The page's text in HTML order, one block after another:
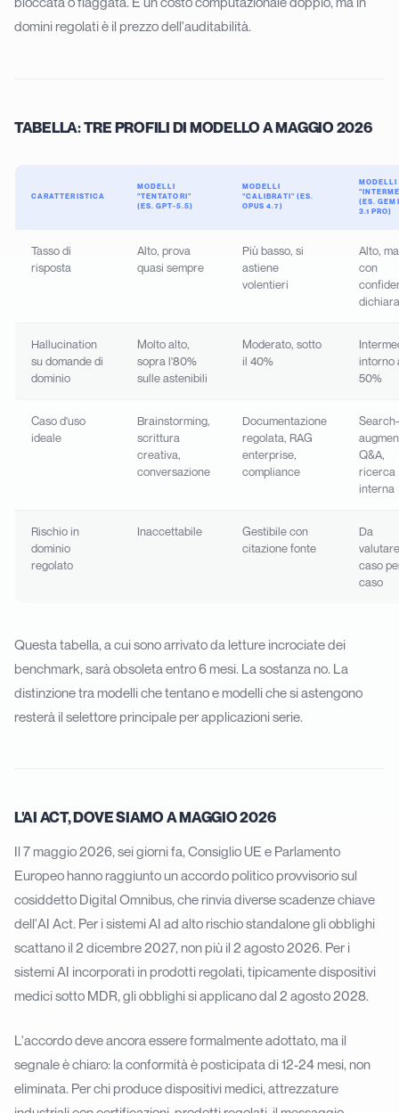
domini regolati è il prezzo dell'auditabilità.
TABELLA: TRE PROFILI DI MODELLO A MAGGIO 2026
CARATTERISTICA
MODELLI
"TENTATORI"
(ES. GPT-5.5)
MODELLI
"CALIBRATI" (ES.
OPUS 4.7)
MODELLI
(ES.
3.1 PRO)
Tasso di
risposta
Alto, prova
quasi sempre
Più basso, si
astiene
volentieri
Alto, ma
con
Hallucination
su domande di
dominio
Molto alto,
sopra l'80%
sulle astenibili
Moderato, sotto
il 40%
intorno
50%
Caso d'uso
ideale
Brainstorming,
scrittura
creativa,
conversazione
Documentazione
regolata, RAG
enterprise,
compliance
Search-
Q&A,
ricerca
interna
Rischio in
dominio
regolato
Inaccettabile
Gestibile con
citazione fonte
Da
valutare
caso
caso
Questa tabella, a cui sono arrivato da letture incrociate dei
benchmark, sarà obsoleta entro 6 mesi. La sostanza no. La
distinzione tra modelli che tentano e modelli che si astengono
resterà il selettore principale per applicazioni serie.
L'AI ACT, DOVE SIAMO A MAGGIO 2026
Il 7 maggio 2026, sei giorni fa, Consiglio UE e Parlamento
Europeo hanno raggiunto un accordo politico provvisorio sul
cosiddetto Digital Omnibus, che rinvia diverse scadenze chiave
dell'AI Act. Per i sistemi AI ad alto rischio standalone gli obblighi
scattano il 2 dicembre 2027, non più il 2 agosto 2026. Per i
sistemi AI incorporati in prodotti regolati, tipicamente dispositivi
medici sotto MDR, gli obblighi si applicano dal 2 agosto 2028.
L'accordo deve ancora essere formalmente adottato, ma il
segnale è chiaro: la conformità è posticipata di 12-24 mesi, non
eliminata. Per chi produce dispositivi medici, attrezzature